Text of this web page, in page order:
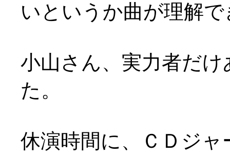
いというか曲が理解
小山さん、実力者だ
た。
休演時間に、ＣＤジ